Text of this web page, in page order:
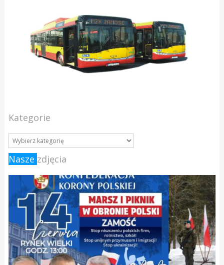
Kategorie
Nasze zdjęcia